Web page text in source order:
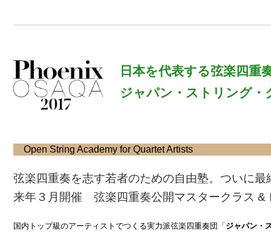
日本を代表する弦楽四
ジャパン・ストリング・
Open String Academy for Quartet Artists
弦楽四重奏を志す若者のための自由塾。ついに最
来年３月開催 弦楽四重奏公開マスタークラス &
国内トップ級のアーティストでつくる実力派弦楽四重奏団「 ジャパン・